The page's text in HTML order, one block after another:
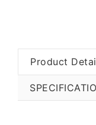
Product